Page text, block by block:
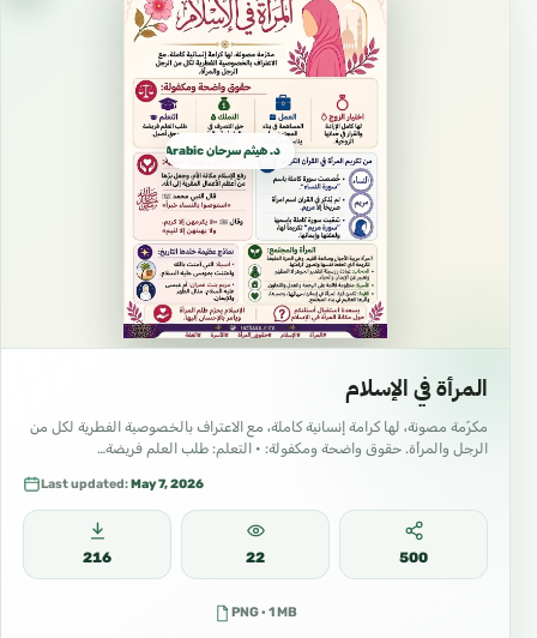
د. هيثم سرحان Arabic العربية
المرأة في الإسلام
مكرّمة مصونة، لها كرامة إنسانية كاملة، مع الاعتراف بالخصوصية الفطرية لكل من
الرجل والمرأة. حقوق واضحة ومكفولة: • التعلم: طلب العلم فريضة…
Last updated:May 7, 2026
216 22 500
PNG · 1 MB